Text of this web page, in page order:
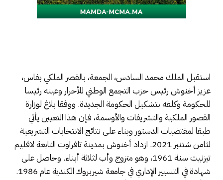
استقبل الملك محمد السادس، الجمعة، بالقصر الملكي بفاس،
عزيز أخنوش رئيس حزب التجمع الوطني للأحرار وعينه رئيسا
للحكومة وكلفه بتشكيل الحكومة الجديدة. ووفقا بلاغ لوزارة
القصور الملكية والتشريفات والأوسمة، فإن هذا التعيين يأتي
طبقا لمقتضيات الدستور وبناء على نتائج الانتخابات التشريعية
لثامن شتنبر 2021. ازداد أخنوش بمدينة تافراوت التابعة لاقليم
تيزنيت سنة 1961، وهو متزوج وأب لثلاثة أبناء. وحاصل على
شهادة في التسيير الإداري في جامعة شيربروك الكندية عام 1986.